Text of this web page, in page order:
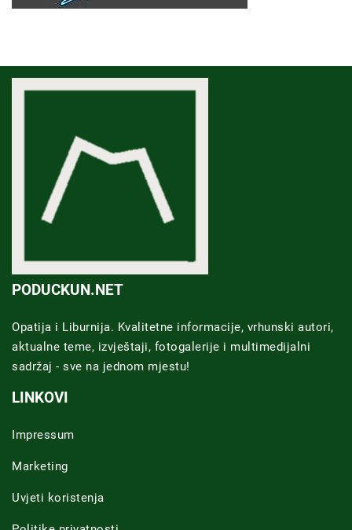
PODUCKUN.NET
Opatija i Liburnija. Kvalitetne informacije, vrhunski autori,
aktualne teme, izvještaji, fotogalerije i multimedijalni
sadržaj - sve na jednom mjestu!
LINKOVI
Impressum
Marketing
Uvjeti koristenja